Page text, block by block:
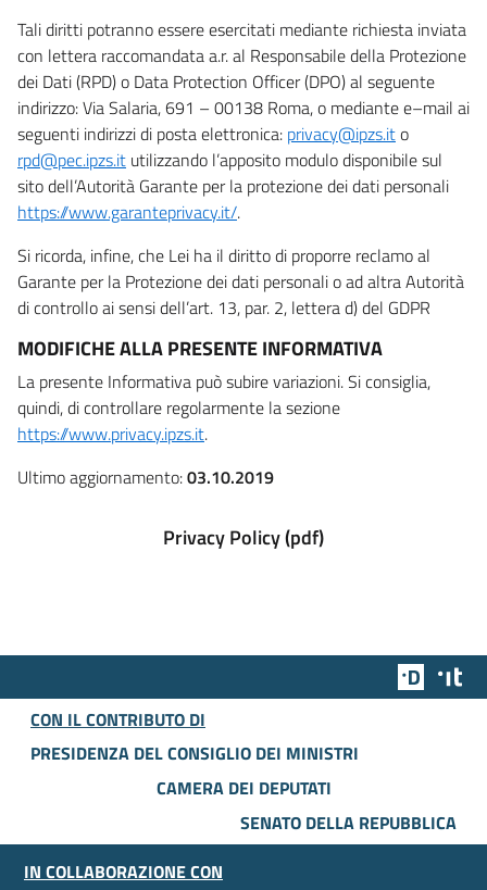
Tali diritti potranno essere esercitati mediante richiesta inviata
con lettera raccomandata a.r. al Responsabile della Protezione
dei Dati (RPD) o Data Protection Officer (DPO) al seguente
indirizzo: Via Salaria, 691 – 00138 Roma, o mediante e–mail ai
seguenti indirizzi di posta elettronica: privacy@ipzs.ito
rpd@pec.ipzs.it utilizzando l’apposito modulo disponibile sul
sito dell’Autorità Garante per la protezione dei dati personali
https://www.garanteprivacy.it/.
Si ricorda, infine, che Lei ha il diritto di proporre reclamo al
Garante per la Protezione dei dati personali o ad altra Autorità
di controllo ai sensi dell’art. 13, par. 2, lettera d) del GDPR
MODIFICHE ALLA PRESENTE INFORMATIVA
La presente Informativa può subire variazioni. Si consiglia,
quindi, di controllare regolarmente la sezione
https://www.privacy.ipzs.it.
Ultimo aggiornamento:03.10.2019
Privacy Policy (pdf)
Team
CON IL CONTRIBUTO DI
PRESIDENZA DEL CONSIGLIO DEI MINISTRI
CAMERA DEI DEPUTATI
SENATO DELLA REPUBBLICA
IN COLLABORAZIONE CON